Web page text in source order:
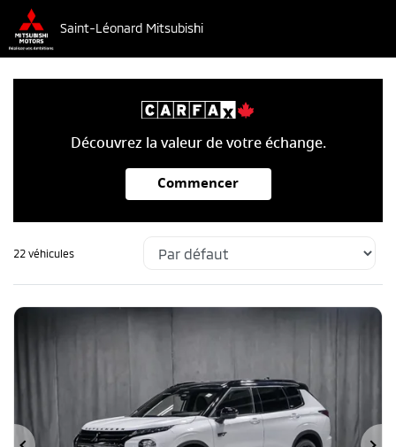
Saint-Léonard Mitsubishi
Découvrez la valeur de votre échange.
Commencer
22 véhicules